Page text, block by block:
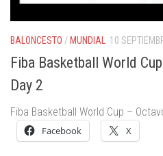
BALONCESTO / MUNDIAL 10
Fiba Basketball World
Day 2
Fiba Basketball World Cup –
Facebook X